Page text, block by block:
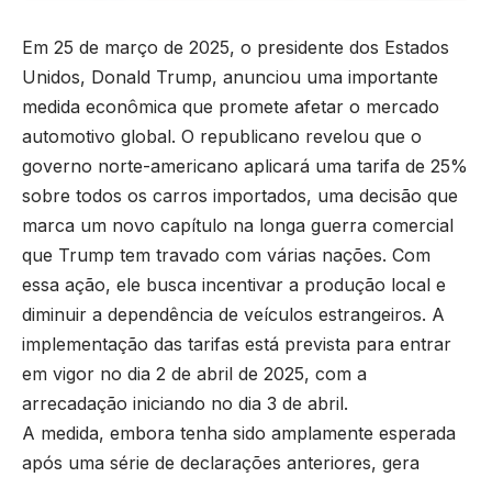
Em 25 de março de 2025, o presidente dos Estados
Unidos, Donald Trump, anunciou uma importante
medida econômica que promete afetar o mercado
automotivo global. O republicano revelou que o
governo norte-americano aplicará uma tarifa de 25%
sobre todos os carros importados, uma decisão que
marca um novo capítulo na longa guerra comercial
que Trump tem travado com várias nações. Com
essa ação, ele busca incentivar a produção local e
diminuir a dependência de veículos estrangeiros. A
implementação das tarifas está prevista para entrar
em vigor no dia 2 de abril de 2025, com a
arrecadação iniciando no dia 3 de abril.
A medida, embora tenha sido amplamente esperada
após uma série de declarações anteriores, gera